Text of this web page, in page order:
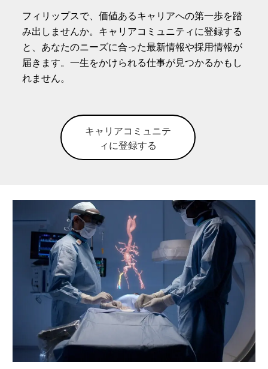
フィリップスで、価値あるキャリアへの第一歩を踏
み出しませんか。キャリアコミュニティに登録する
と、あなたのニーズに合った最新情報や採用情報が
届きます。一生をかけられる仕事が見つかるかもし
れません。
キャリアコミュニテ
ィに登録する